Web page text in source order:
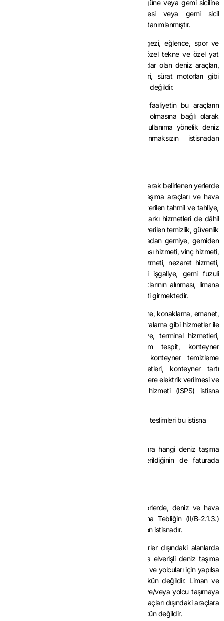
metre (dahil) arasında olan ve bağlama kütüğüne veya gemi siciline
kaydedilerek bağlama kütüğü ruhsatnamesi veya gemi sicil
tasdiknamesi düzenlenmiş olan tekneler olarak tanımlanmıştır.
Bu çerçevede, yük taşıma amaçlı olmayan gezi, eğlence, spor ve
amatör balıkçılık gibi faaliyetlerde kullanılan, özel tekne ve özel yat
kapsamında ve gövde boyu 24 metreye kadar olan deniz araçları,
deniz motosikletleri, paraşüt çekme tekneleri, sürat motorları gibi
araçlar için verilen hizmetler istisna kapsamında değildir.
Gövde boyu 24 metreyi aşan araçlar için, faaliyetin bu araçların
kiralanması veya çeşitli şekillerde işletilmesi olmasına bağlı olarak
istisnadan yararlanılması mümkündür. Özel kullanıma yönelik deniz
araçları için herhangi bir nitelik aranmaksızın istisnadan
İstisna kapsamına, liman ve hava meydanları olarak belirlenen yerlerde
yük ve/veya yolcu taşımaya elverişli deniz taşıma araçları ve hava
taşıma araçları ile bunların yük ve yolcularına verilen tahmil ve tahliye,
pilotaj, römorkaj, palamar, uçak ve gemilerin parkı hizmetleri de dâhil
olmak üzere, bu araçlar için seyrüsefere ilişkin verilen temizlik, güvenlik
gibi hizmetler ile yükün gemiden karaya, karadan gemiye, gemiden
gemiye veya benzeri yüzer vasıtalara aktarılması hizmeti, vinç hizmeti,
kilitleme ve bağlama, kilit ve bağ çözme hizmeti, nezaret hizmeti,
ambar kapağı açma/kapama hizmeti, gemi işgaliye, gemi fuzuli
işgaliye hizmeti, gemi aktarma, gemilerin atıklarının alınması, limana
gelen konteynerlerin transit gönderilmesi hizmeti girmektedir.
Ancak, bu araçlarla gelenlere verilen yeme, içme, konaklama, emanet,
araç kiralama, otopark, gayrimenkul (iş yeri) kiralama gibi hizmetler ile
konteyner içi bağlama/çözme hizmeti, ardiye, terminal hizmetleri,
konteyner dolum/boşaltma, konteyner tam tespit, konteyner
muayene/numune alma, konteyner tamir, konteyner temizleme
(yıkama-kurutma), konteyner nakliye hizmetleri, konteyner tartı
hizmeti, konteyner içi aktarma hizmeti, konteynere elektrik verilmesi ve
uluslararası gemi ve liman tesisi güvenlik hizmeti (ISPS) istisna
İstisna sadece hizmetleri kapsamakta olup, mal teslimleri bu istisna
İstisna kapsamındaki hizmetin nev’inin yanı sıra hangi deniz taşıma
araçları veya hava taşıma araçları için verildiğinin de faturada
Liman ve hava meydanı olarak belirlenen yerlerde, deniz ve hava
taşıma araçları ile bunların yük ve yolcularına Tebliğin (II/B-2.1.3.)
bölümünde sayılan hizmetlerin verilmesi KDV’den istisnadır.
Liman ve hava meydanı olarak belirlenen yerler dışındaki alanlarda
yapılan hizmetler yük ve/veya yolcu taşımaya elverişli deniz taşıma
araçları ve hava taşıma araçları ile bunların yük ve yolcuları için yapılsa
bile, bu hizmetlere istisna uygulanması mümkün değildir. Liman ve
hava meydanı olarak belirlenen yerlerde yük ve/veya yolcu taşımaya
elverişli deniz taşıma araçları ve hava taşıma araçları dışındaki araçlara
verilen hizmetlere de istisna uygulanması mümkün değildir.